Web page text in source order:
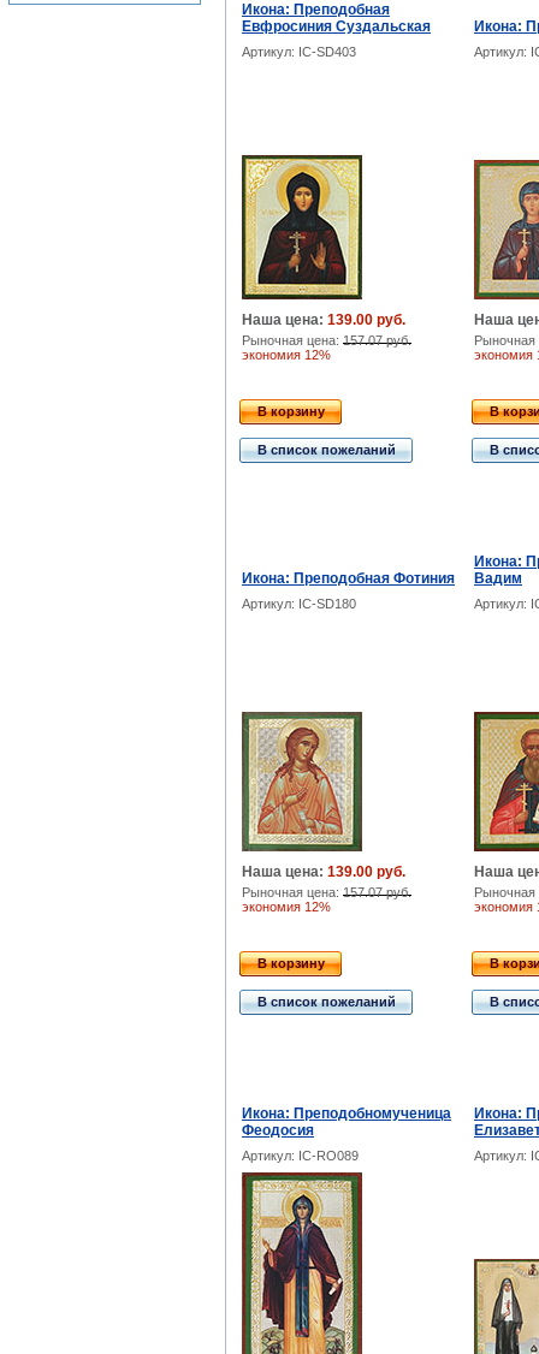
Икона: Преподобная
Евфросиния Суздальская
Икона:
Артикул: IC-SD403 Артикул:
Наша цена: 139.00 руб.
Рыночная цена: 157.07 руб.
экономия 12%
Наша
экономия
В корзину
В список пожеланий
В
В
Икона: Преподобная Фотиния
Икона:
Вадим
Артикул: IC-SD180 Артикул:
Наша цена: 139.00 руб.
Рыночная цена: 157.07 руб.
экономия 12%
Наша
экономия
В корзину
В список пожеланий
В
В
Икона: Преподобномученица
Феодосия
Икона:
Артикул: IC-RO089 Артикул: